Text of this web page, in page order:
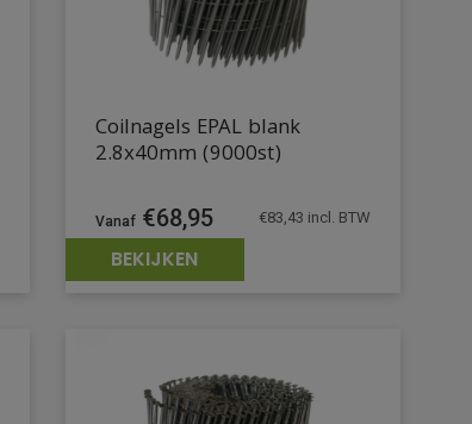
Coilnagels EPAL blank
2.8x40mm (9000st)
€68,95 €83,43 incl. BTW
BEKIJKEN